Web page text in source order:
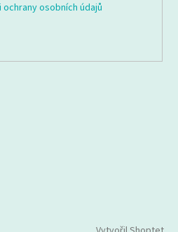
osobních údajů